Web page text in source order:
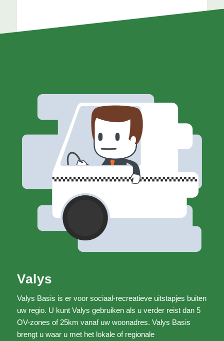
Valys
Valys Basis is er voor sociaal-recreatieve uitstapjes buiten
uw regio. U kunt Valys gebruiken als u verder reist dan 5
OV-zones of 25km vanaf uw woonadres. Valys Basis
brengt u waar u met het lokale of regionale